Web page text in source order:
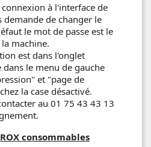
à l'interface de
demande de changer le
le mot de passe est le
machine.
est dans l'onglet
le menu de gauche
et "page de
la case désactivé.
au 01 75 43 43 13
consommables